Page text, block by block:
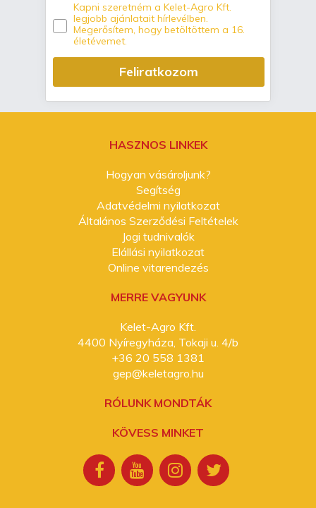
Kapni szeretném a Kelet-Agro Kft.
legjobb ajánlatait hírlevélben.
Megerősítem, hogy betöltöttem a 16.
életévemet.
Feliratkozom
HASZNOS LINKEK
Hogyan vásároljunk?
Segítség
Adatvédelmi nyilatkozat
Általános Szerződési Feltételek
Jogi tudnivalók
Elállási nyilatkozat
Online vitarendezés
MERRE VAGYUNK
Kelet-Agro Kft.
4400 Nyíregyháza, Tokaji u. 4/b
+36 20 558 1381
gep@keletagro.hu
RÓLUNK MONDTÁK
KÖVESS MINKET